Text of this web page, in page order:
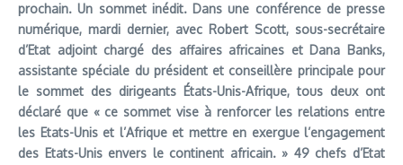
prochain. Un sommet inédit. Dans une conférence de presse
numérique, mardi dernier, avec Robert Scott, sous-secrétaire
d’Etat adjoint chargé des affaires africaines et Dana Banks,
assistante spéciale du président et conseillère principale pour
le sommet des dirigeants États-Unis-Afrique, tous deux ont
déclaré que « ce sommet vise à renforcer les relations entre
les Etats-Unis et l’Afrique et mettre en exergue l’engagement
des Etats-Unis envers le continent africain. » 49 chefs d’Etat